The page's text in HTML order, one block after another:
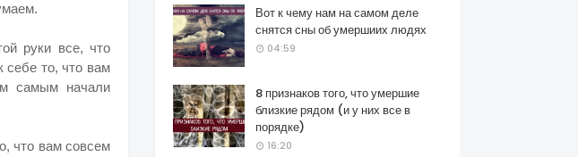
руки все, что
себе то, что вам
самым начали
что вам совсем
Вот к чему нам на самом деле
снятся сны об умершиих людях
04:59
8 признаков того, что умершие
близкие рядом (и у них все в
порядке)
16:20